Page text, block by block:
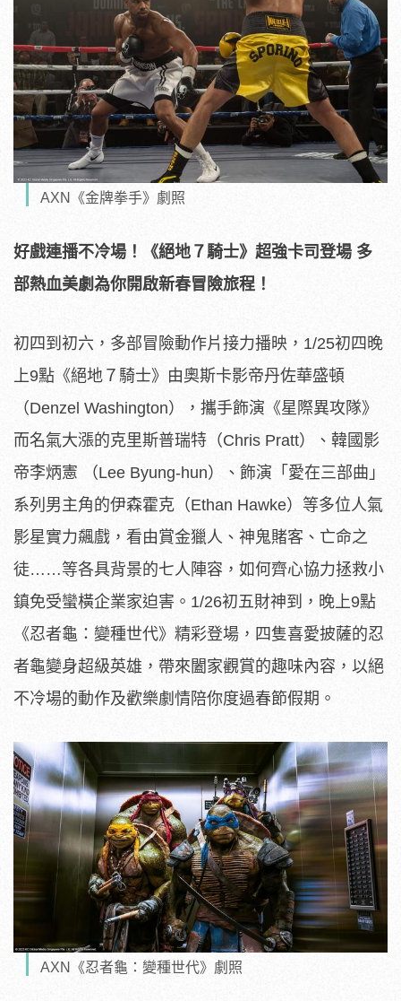
AXN《金牌拳手》劇照
好戲連播不冷場！《絕地７騎士》超強卡司登場 多
部熱血美劇為你開啟新春冒險旅程！
初四到初六，多部冒險動作片接力播映，1/25初四晚
上9點《絕地７騎士》由奧斯卡影帝丹佐華盛頓
（Denzel Washington），攜手飾演《星際異攻隊》
而名氣大漲的克里斯普瑞特（Chris Pratt）、韓國影
帝李炳憲 （Lee Byung-hun）、飾演「愛在三部曲」
系列男主角的伊森霍克（Ethan Hawke）等多位人氣
影星實力飆戲，看由賞金獵人、神鬼賭客、亡命之
徒……等各具背景的七人陣容，如何齊心協力拯救小
鎮免受蠻橫企業家迫害。1/26初五財神到，晚上9點
《忍者龜：變種世代》精彩登場，四隻喜愛披薩的忍
者龜變身超級英雄，帶來闔家觀賞的趣味內容，以絕
不冷場的動作及歡樂劇情陪你度過春節假期。
AXN《忍者龜：變種世代》劇照